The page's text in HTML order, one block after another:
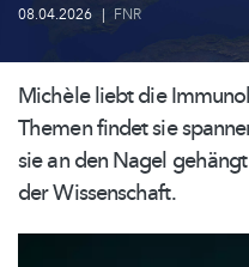
08.04.2026 | FNR
Michèle liebt die
Themen findet sie
sie an den Nagel
der Wissenschaft.